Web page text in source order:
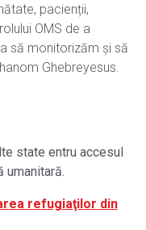
pacienții,
OMS de a
să monitorizăm și să
Ghebreyesus.
state entru accesul
refugiaţilor din